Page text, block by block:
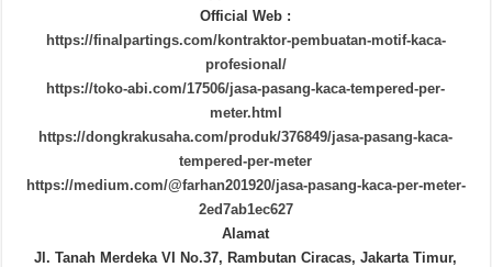
Official Web :
https://finalpartings.com/kontraktor-pembuatan-motif-kaca-
profesional/
https://toko-abi.com/17506/jasa-pasang-kaca-tempered-per-
meter.html
https://dongkrakusaha.com/produk/376849/jasa-pasang-kaca-
tempered-per-meter
https://medium.com/@farhan201920/jasa-pasang-kaca-per-meter-
2ed7ab1ec627
Alamat
Jl. Tanah Merdeka VI No.37, Rambutan Ciracas, Jakarta Timur,